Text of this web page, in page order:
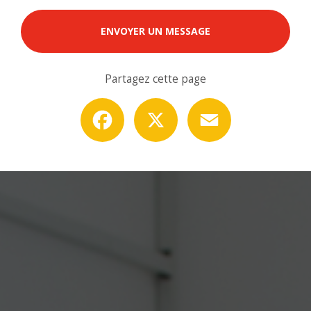
ENVOYER UN MESSAGE
Partagez cette page
Facebook